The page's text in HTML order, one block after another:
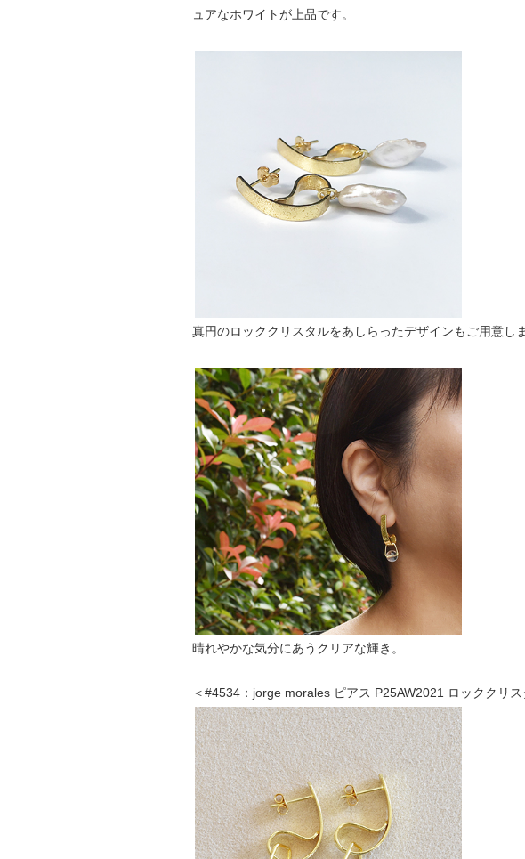
ュアなホワイトが上品です。
真円のロッククリスタルをあしらったデザインもご用意し
晴れやかな気分にあうクリアな輝き。
＜#4534：jorge morales ピアス P25AW2021 ロッククリス